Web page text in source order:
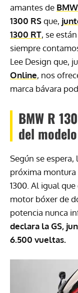
amantes de
1300 RSque,
1300 RT, se
siempre
Lee Design que,
Online, nos
marca bávara
BMW R
del modelo
Según se espera,
próxima montura
1300. Al igual
motor bóxer de
potencia nunca
declara la GS,
6.500 vueltas.